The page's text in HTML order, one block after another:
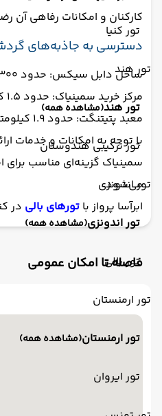
تور کنیا
تور هند
تور هند(مشاهده همه)
تور ترکیبی هندوستان
تور اندونزی
تور اندونزی(مشاهده همه)
تور بالی
تور ارمنستان
تور ارمنستان(مشاهده همه)
تور ایروان
کارکنان و امکانات رفاهی آن
دسترسی به جاذبه‌های
ساحل دابل سیکس: حدود ۳۰۰ متر فاصله.
مرکز خرید سمینیاک: حدود ۱.۵ کیلومتر فاصله.
معبد پتیتنگت: حدود ۱.۹ کیلومتر فاصله.
با توجه به امکانات و خدمات
سمینیاک گزینه‌ای مناسب
می‌شود.
ابرآسا پرواز با تورهای بالی در
فاصله تا امکان عمومی